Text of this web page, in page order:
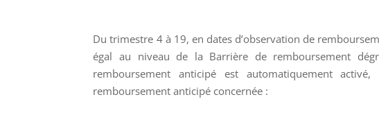
Du trimestre 4 à 19, en dates d’observation de
égal au niveau de la Barrière de remboursement
remboursement anticipé est automatiquement
remboursement anticipé concernée :